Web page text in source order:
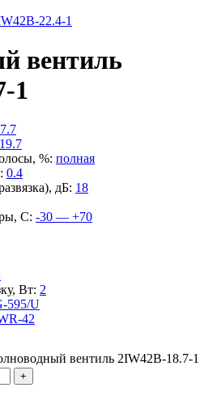
22.4-1
вентиль
1
19.7
%: полная
: 0.4
дБ: 18
С: -30 — +70
Вт: 2
595/U
42
вентиль 2IW42B-18.7-1